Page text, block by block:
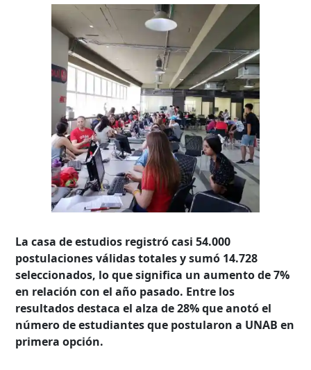
La casa de estudios registró casi 54.000
postulaciones válidas totales y sumó 14.728
seleccionados, lo que significa un aumento de 7%
en relación con el año pasado. Entre los
resultados destaca el alza de 28% que anotó el
número de estudiantes que postularon a UNAB en
primera opción.